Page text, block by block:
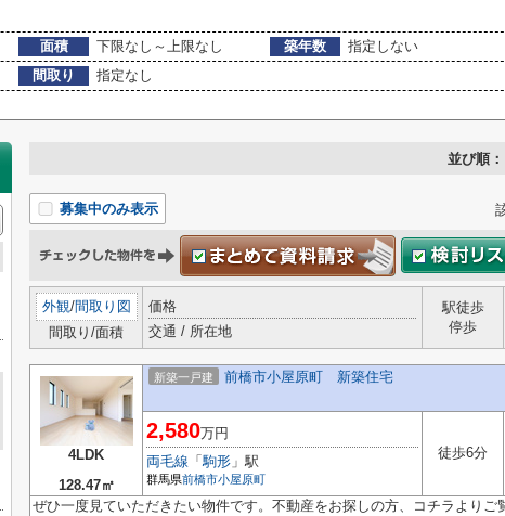
面積 下限なし～上限なし 築年数
指定しない
間取り
指定なし
並び順：
募集中のみ表示
外観/間取り図
間取り/面積
価格
交通 / 所在地
駅徒歩
停歩
4LDK
128.47㎡
新築一戸建 前橋市小屋原町 新築住宅
2,580万円
両毛線 「駒形 」駅
群馬県前橋市小屋原町
徒歩6分
ぜひ一度見ていただきたい物件です。不動産をお探しの方、コチラよりご